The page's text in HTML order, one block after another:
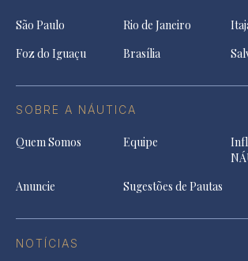
São Paulo Rio de Janeiro
Foz do Iguaçu
Brasília
SOBRE A NÁUTICA
Quem Somos Equipe
Anuncie
Sugestões de Pautas
NOTÍCIAS